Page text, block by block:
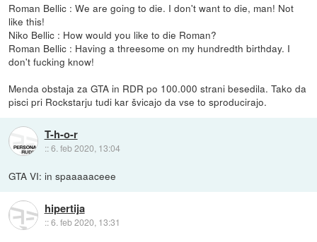
Roman Bellic : We are going to die. I don't want to die, man! Not
like this!
Niko Bellic : How would you like to die Roman?
Roman Bellic : Having a threesome on my hundredth birthday. I
don't fucking know!
Menda obstaja za GTA in RDR po 100.000 strani besedila. Tako da
pisci pri Rockstarju tudi kar švicajo da vse to sproducirajo.
T-h-o-r
::6. feb 2020, 13:04
GTA VI: in spaaaaaceee
hipertija
::6. feb 2020, 13:31